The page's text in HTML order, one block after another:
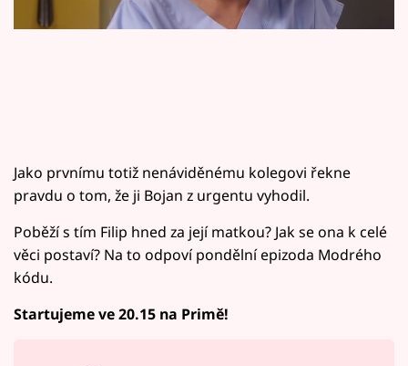
Sledujte prima+
Přihlášení
Sledujte nás
Jako prvnímu totiž nenáviděnému kolegovi řekne
pravdu o tom, že ji Bojan z urgentu vyhodil.
Poběží s tím Filip hned za její matkou? Jak se ona k celé
věci postaví? Na to odpoví pondělní epizoda Modrého
kódu.
Startujeme ve 20.15 na Primě!